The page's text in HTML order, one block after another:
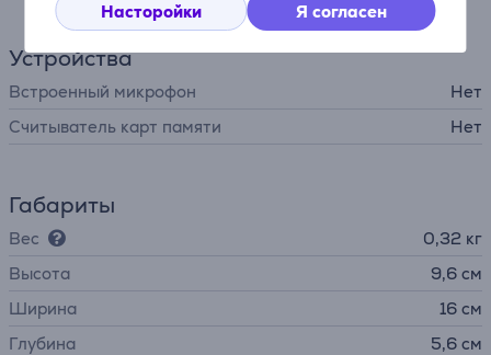
Насторойки Я согласен
Устройства
Встроенный микрофон
Нет
Считыватель карт памяти
Нет
Габариты
Вес
0,32 кг
Высота
9,6 см
Ширина
16 см
Глубина
5,6 см